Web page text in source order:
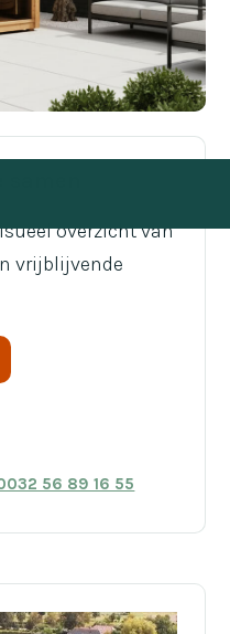
overzicht van
vrijblijvende
56 89 16 55